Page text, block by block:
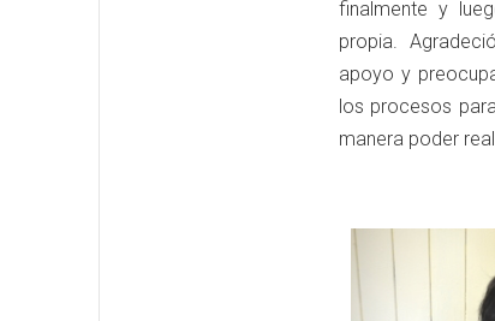
finalmente y
propia.
apoyo y
los procesos
manera poder